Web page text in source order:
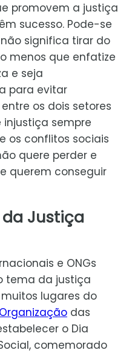
promovem a justiça
sucesso. Pode-se
significa tirar do
menos que enfatize
e seja
para evitar
os dois setores
injustiça sempre
e os conflitos sociais
quere perder e
querem conseguir
Justiça
e ONGs
tema da justiça
lugares do
Organização das
o Dia
comemorado